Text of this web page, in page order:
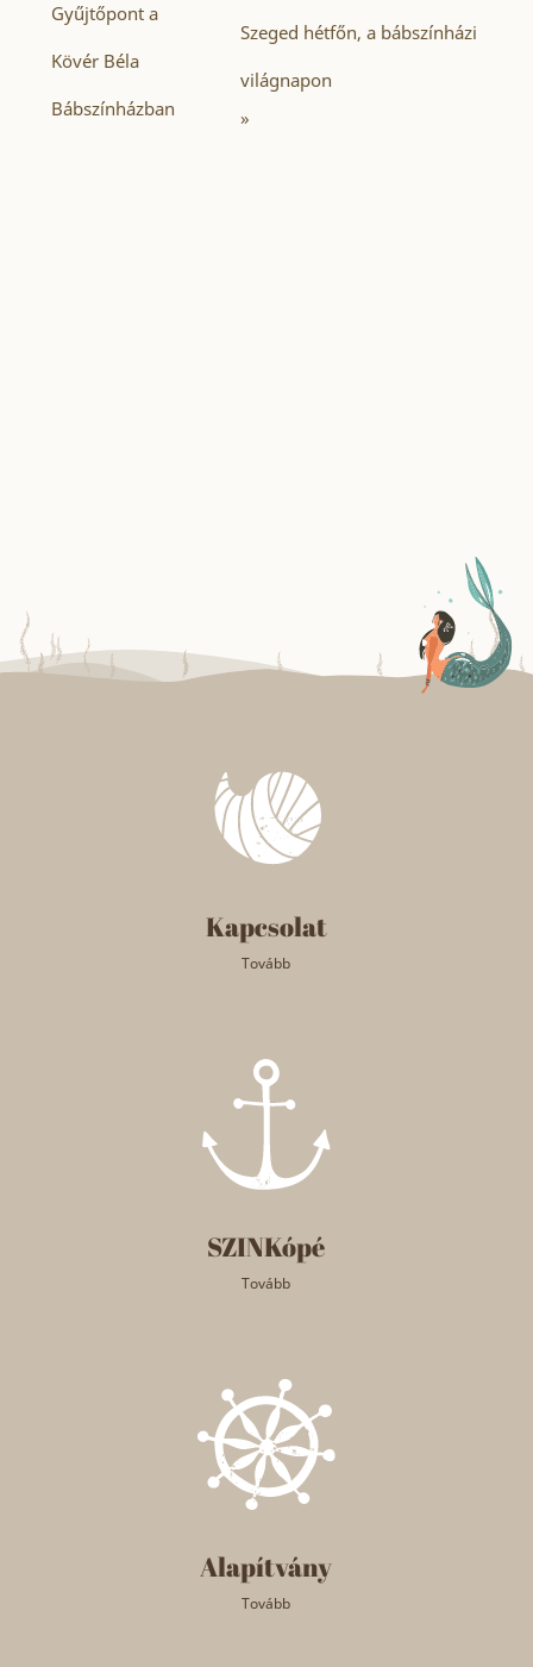
Gyűjtőpont a
Kövér Béla
Bábszínházban
Szeged hétfőn, a bábszínházi
világnapon
»
Kapcsolat
Tovább
SZINKópé
Tovább
Alapítvány
Tovább